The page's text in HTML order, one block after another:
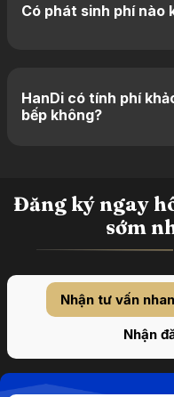
Có phát sinh phí nào
HanDi có tính phí
bếp không?
Đăng ký ngay
sớm
Nhận tư vấn
Nhận